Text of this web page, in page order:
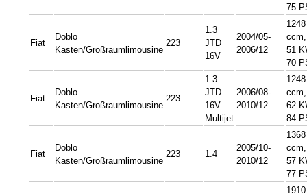
75
Fiat
Doblo
Kasten/Großraumlimousine
223
1.3
JTD
16V
2004/05-
2006/12
1248
ccm,
51
70
Fiat
Doblo
Kasten/Großraumlimousine
223
1.3
JTD
16V
Multijet
2006/08-
2010/12
1248
ccm,
62
84
Fiat
Doblo
Kasten/Großraumlimousine
223 1.4
2005/10-
2010/12
1368
ccm,
57
77
1910